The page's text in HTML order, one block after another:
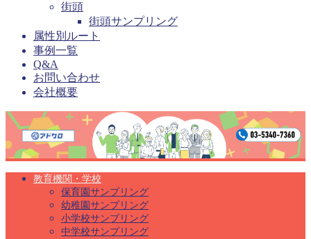
街頭
街頭サンプリング
属性別ルート
事例一覧
Q&A
お問い合わせ
会社概要
教育機関・学校
保育園サンプリング
幼稚園サンプリング
小学校サンプリング
中学校サンプリング